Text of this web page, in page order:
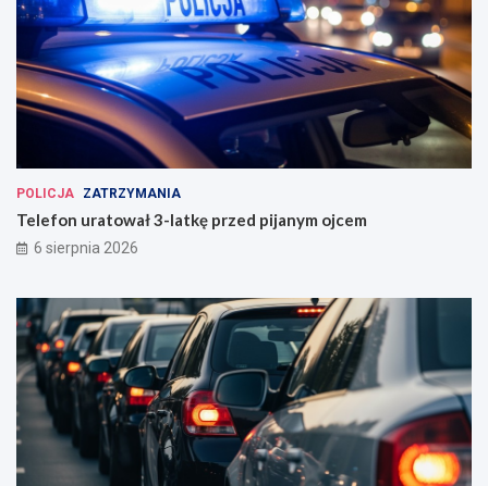
POLICJA ZATRZYMANIA
Telefon uratował 3-latkę przed pijanym ojcem
6 sierpnia 2026